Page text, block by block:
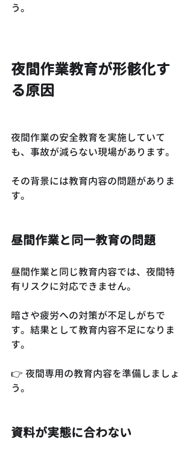
う。
夜間作業教育が形骸化す
る原因
夜間作業の安全教育を実施していて
も、事故が減らない現場があります。
その背景には教育内容の問題がありま
す。
昼間作業と同一教育の問題
昼間作業と同じ教育内容では、夜間特
有リスクに対応できません。
暗さや疲労への対策が不足しがちで
す。結果として教育内容不足になりま
す。
👉 夜間専用の教育内容を準備しましょ
う。
資料が実態に合わない